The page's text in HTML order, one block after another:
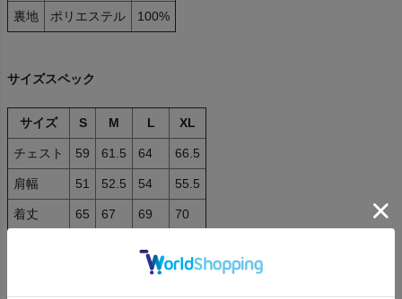
裏地 ポリエステル 100%
サイズスペック
サイズ S M L XL
チェスト 59 61.5 64 66.5
肩幅 51 52.5 54 55.5
着丈 65 67 69 70